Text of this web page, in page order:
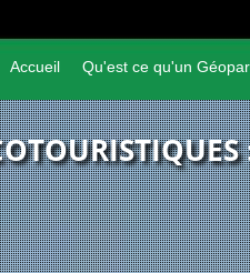
Accueil Qu'est ce qu'un